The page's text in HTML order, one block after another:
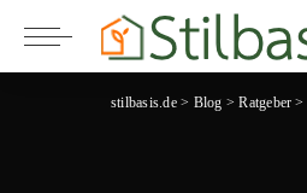
stilbasis.de> Blog >Ratgeber >